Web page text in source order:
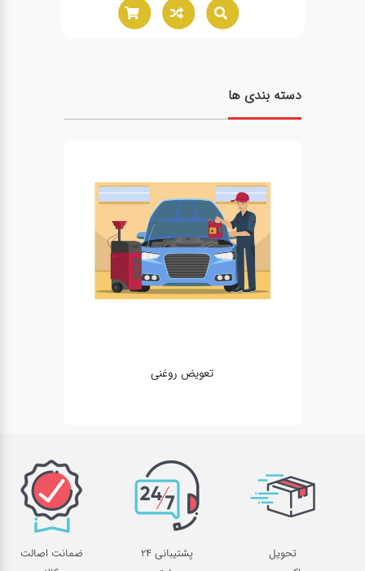
دسته بندی ها
تعویض روغنی
تحویل
پشتیبانی 24
ضمانت اصالت